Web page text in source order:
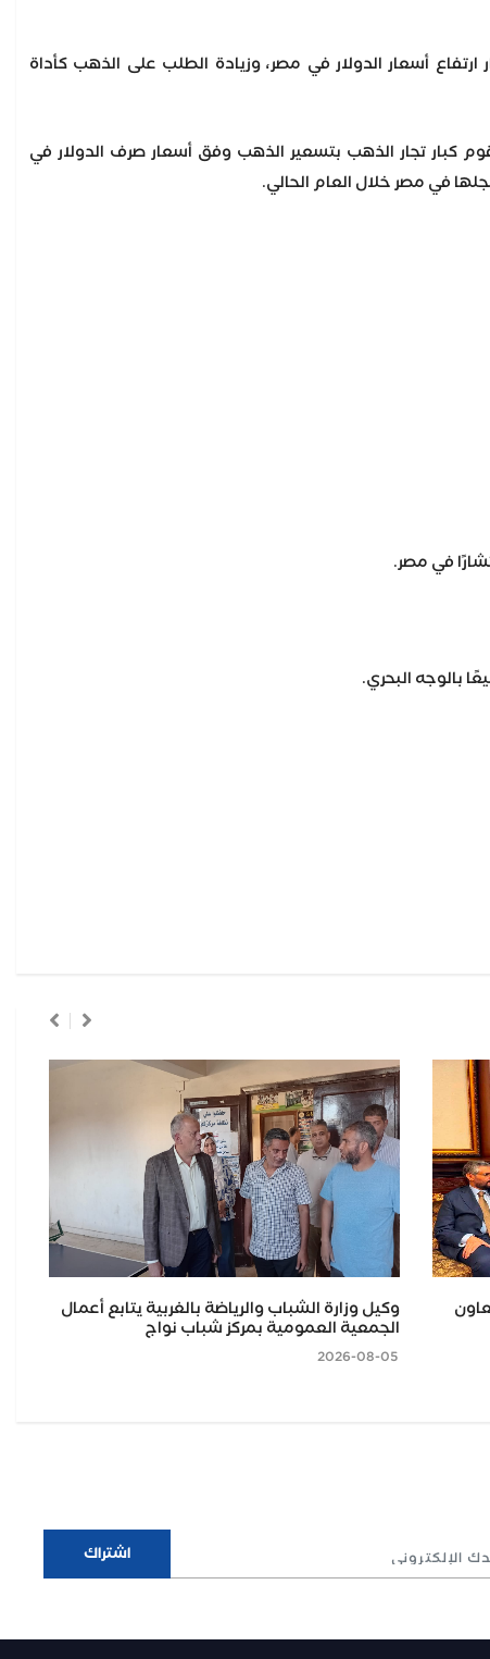
أسعار الدولار في مصر، وزيادة الطلب على الذهب كأداة
كبار تجار الذهب بتسعير الذهب وفق أسعار صرف الدولار في
في مصر خلال العام الحالي.
وكيل وزارة الشباب والرياضة بالغربية يتابع أعمال
الجمعية العمومية بمركز شباب نواج